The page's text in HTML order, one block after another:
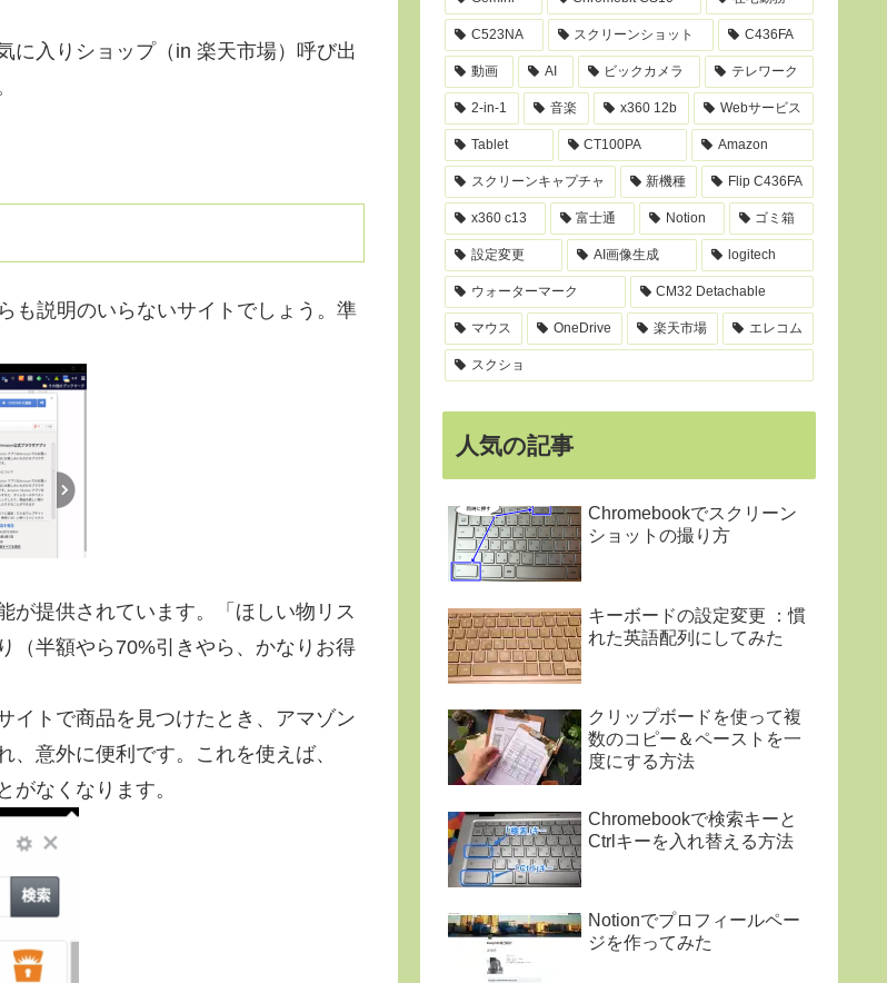
に入りショップ（in 楽天市場）呼び出
も説明のいらないサイトでしょう。準
が提供されています。「ほしい物リス
（半額やら70%引きやら、かなりお得
イトで商品を見つけたとき、アマゾン
意外に便利です。これを使えば、
がなくなります。
C523NA スクリーンショット C436FA
動画 AI ビックカメラ テレワーク
2-in-1 音楽 x360 12b Webサービス
Tablet CT100PA Amazon
スクリーンキャプチャ 新機種 Flip C436FA
x360 c13 富士通 Notion ゴミ箱
設定変更 AI画像生成 logitech
ウォーターマーク CM32 Detachable
マウス OneDrive 楽天市場 エレコム
スクショ
人気の記事
Chromebookでスクリーン
ショットの撮り方
キーボードの設定変更 ：慣
れた英語配列にしてみた
クリップボードを使って複
数のコピー＆ペーストを一
度にする方法
Chromebookで検索キーと
Ctrlキーを入れ替える方法
Notionでプロフィールペー
ジを作ってみた